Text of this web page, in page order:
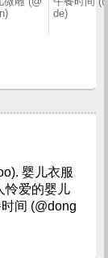
de)
婴儿衣服
怜爱的婴儿
间 (@dong